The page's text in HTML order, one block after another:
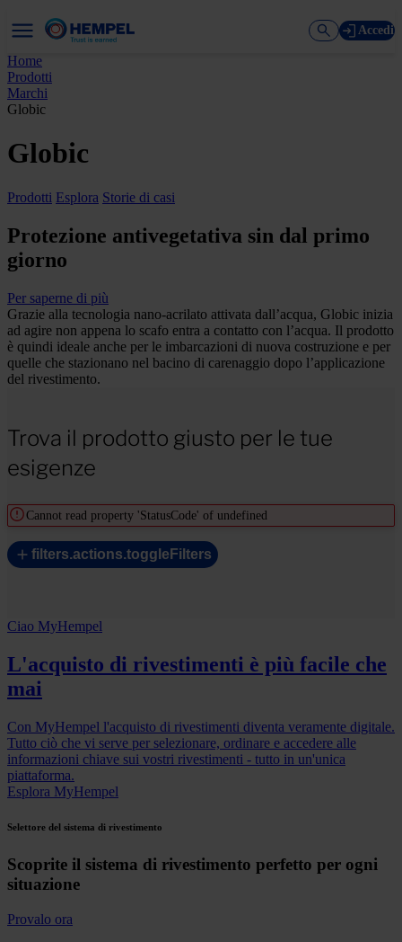
Accedi
Home
Prodotti
Marchi
Globic
Globic
Prodotti Esplora Storie di casi
Protezione antivegetativa sin dal primo
giorno
Per saperne di più
Grazie alla tecnologia nano-acrilato attivata dall’acqua, Globic inizia
ad agire non appena lo scafo entra a contatto con l’acqua. Il prodotto
è quindi ideale anche per le imbarcazioni di nuova costruzione e per
quelle che stazionano nel bacino di carenaggio dopo l’applicazione
del rivestimento.
Trova il prodotto giusto per le tue
esigenze
Cannot read property 'StatusCode' of undefined
filters.actions.toggleFilters
Ciao MyHempel
L'acquisto di rivestimenti è più facile che
mai
Con MyHempel l'acquisto di rivestimenti diventa veramente digitale.
Tutto ciò che vi serve per selezionare, ordinare e accedere alle
informazioni chiave sui vostri rivestimenti - tutto in un'unica
piattaforma.
Esplora MyHempel
Selettore del sistema di rivestimento
Scoprite il sistema di rivestimento perfetto per ogni
situazione
Provalo ora